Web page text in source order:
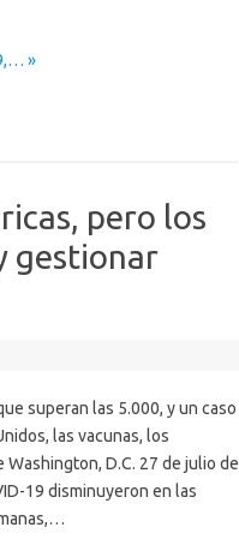
»
pero los
gestionar
superan las 5.000, y un caso
las vacunas, los
D.C. 27 de julio de
19 disminuyeron en las